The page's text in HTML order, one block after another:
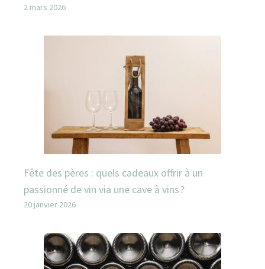
2 mars 2026
Fête des pères : quels cadeaux offrir à un
passionné de vin via une cave à vins ?
20 janvier 2026